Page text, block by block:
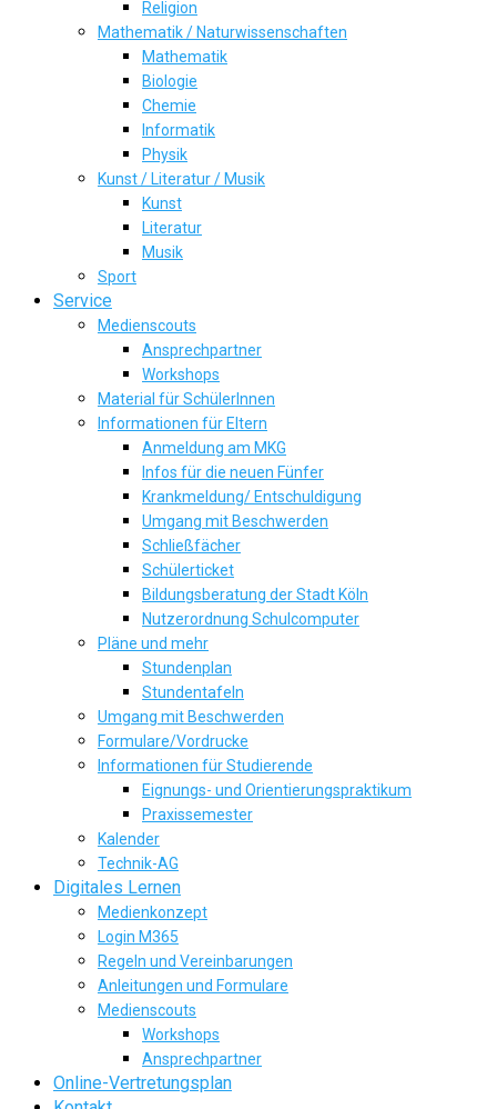
Religion
Mathematik / Naturwissenschaften
Mathematik
Biologie
Chemie
Informatik
Physik
Kunst / Literatur / Musik
Kunst
Literatur
Musik
Sport
Service
Medienscouts
Ansprechpartner
Workshops
Material für SchülerInnen
Informationen für Eltern
Anmeldung am MKG
Infos für die neuen Fünfer
Krankmeldung/ Entschuldigung
Umgang mit Beschwerden
Schließfächer
Schülerticket
Bildungsberatung der Stadt Köln
Nutzerordnung Schulcomputer
Pläne und mehr
Stundenplan
Stundentafeln
Umgang mit Beschwerden
Formulare/Vordrucke
Informationen für Studierende
Eignungs- und Orientierungspraktikum
Praxissemester
Kalender
Technik-AG
Digitales Lernen
Medienkonzept
Login M365
Regeln und Vereinbarungen
Anleitungen und Formulare
Medienscouts
Workshops
Ansprechpartner
Online-Vertretungsplan